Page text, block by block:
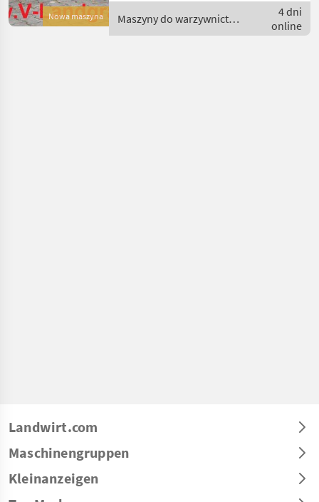
Nowa maszyna
Formungsbleche (für die
Bearbeitung von Dämmen
Maszyny do warzywnictwa
/ Unia
4 dni
online
Landwirt.com
Maschinengruppen
Kleinanzeigen